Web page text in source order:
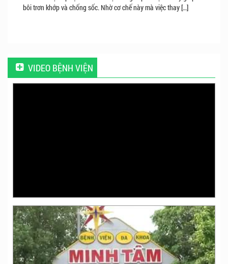
bôi trơn khớp và chống sốc. Nhờ cơ chế này mà việc thay […]
VIDEO BỆNH VIỆN